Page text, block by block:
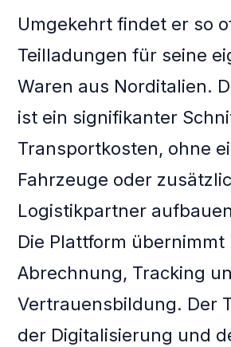
Umgekehrt findet er so
Teilladungen für seine
Waren aus Norditalien.
ist ein signifikanter
Transportkosten, ohne
Fahrzeuge oder
Logistikpartner
Die Plattform übernimmt
Abrechnung, Tracking
Vertrauensbildung. Der
der Digitalisierung und